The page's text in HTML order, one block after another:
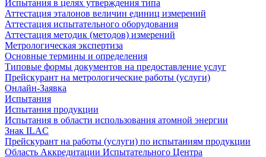
Испытания в целях утверждения типа
Аттестация эталонов величин единиц измерений
Аттестация испытательного оборудования
Аттестация методик (методов) измерений
Метрологическая экспертиза
Основные термины и определения
Типовые формы документов на предоставление услуг
Прейскурант на метрологические работы (услуги)
Онлайн-Заявка
Испытания
Испытания продукции
Испытания в области использования атомной энергии
Знак ILAC
Прейскурант на работы (услуги) по испытаниям продукции
Область Аккредитации Испытательного Центра